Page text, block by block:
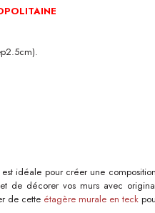
est idéale pour créer une
de décorer vos murs avec
de cette étagère murale en teck